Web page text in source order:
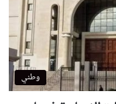
وطني